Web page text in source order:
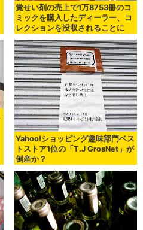
覚せい剤の売上で1万8753冊のコ
ミックを購入したディーラー、コ
レクションを没収されることに
Yahoo!ショッピング趣味部門ベス
トストア1位の「T.J GrosNet」が
倒産か？